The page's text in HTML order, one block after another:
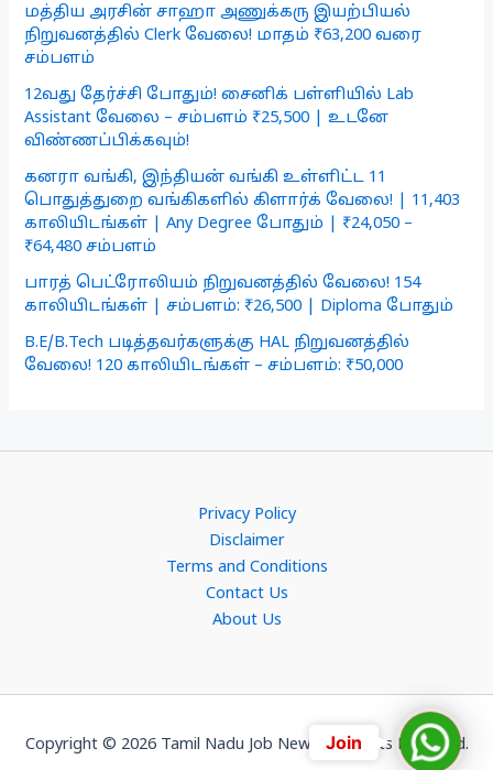
மத்திய அரசின் சாஹா அணுக்கரு இயற்பியல்
நிறுவனத்தில் Clerk வேலை! மாதம் ₹63,200 வரை
சம்பளம்
12வது தேர்ச்சி போதும்! சைனிக் பள்ளியில் Lab
Assistant வேலை – சம்பளம் ₹25,500 | உடனே
விண்ணப்பிக்கவும்!
கனரா வங்கி, இந்தியன் வங்கி உள்ளிட்ட 11
பொதுத்துறை வங்கிகளில் கிளார்க் வேலை! | 11,403
காலியிடங்கள் | Any Degree போதும் | ₹24,050 –
₹64,480 சம்பளம்
பாரத் பெட்ரோலியம் நிறுவனத்தில் வேலை! 154
காலியிடங்கள் | சம்பளம்: ₹26,500 | Diploma போதும்
B.E/B.Tech படித்தவர்களுக்கு HAL நிறுவனத்தில்
வேலை! 120 காலியிடங்கள் – சம்பளம்: ₹50,000
Privacy Policy
Disclaimer
Terms and Conditions
Contact Us
About Us
Copyright © 2026 Tamil Nadu Job News. All Rights Reserved.
Join
Join